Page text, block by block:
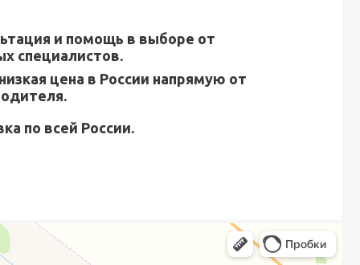
и помощь в выборе от
специалистов.
цена в России напрямую от
по всей России.